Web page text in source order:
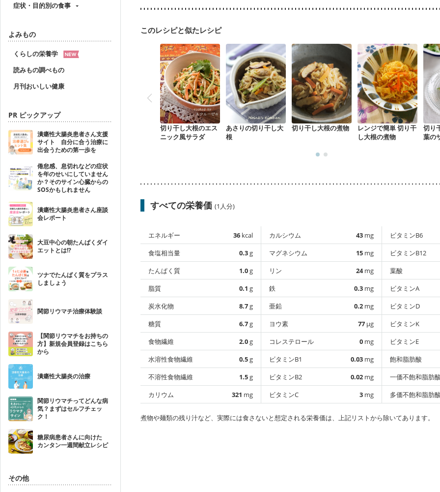
症状・目的別の食事
よみもの
くらしの栄養学
読みもの調べもの
月刊おいしい健康
PR ピックアップ
潰瘍性大腸炎患者さん支援
サイト 自分に合う治療に
出会うための第一歩を
倦怠感、息切れなどの症状
を年のせいにしていません
か？そのサイン心臓からの
SOSかもしれません
潰瘍性大腸炎患者さん座談
会レポート
大豆中心の朝たんぱくダイ
エットとは!?
ツナでたんぱく質をプラス
しましょう
関節リウマチ治療体験談
【関節リウマチをお持ちの
方】新規会員登録はこちら
から
潰瘍性大腸炎の治療
関節リウマチってどんな病
気？まずはセルフチェッ
ク！
糖尿病患者さんに向けた
カンタン一週間献立レシピ
その他
このレシピと似たレシピ
切り干し大根のエス
ニック風サラダ
あさりの切り干し大
根
切り干し大根の煮物
レンジで簡単 切り干
し大根の煮物
切り
葉の
すべての栄養価 (1人分)
エネルギー 36 kcal
食塩相当量
0.3g
たんぱく質
1.0g
脂質
0.1 g
炭水化物
8.7g
糖質
6.7g
食物繊維
2.0g
水溶性食物繊維
0.5g
不溶性食物繊維
1.5g
カリウム
321 mg
カルシウム 43 mg
マグネシウム
15 mg
リン
24mg
鉄
0.3 mg
亜鉛
0.2 mg
ヨウ素
77 µg
コレステロール
0 mg
ビタミンB1
0.03 mg
ビタミンB2
0.02 mg
ビタミンC
3 mg
ビタミンB6
ビタミンB12
葉酸
ビタミンA
ビタミンD
ビタミンK
ビタミンE
飽和脂肪酸
一価不飽和脂肪酸
多価不飽和脂肪酸
煮物や麺類の残り汁など、実際には食さないと想定される栄養価は、上記リストから除いてあります。